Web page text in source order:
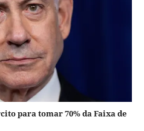
para tomar 70% da Faixa de